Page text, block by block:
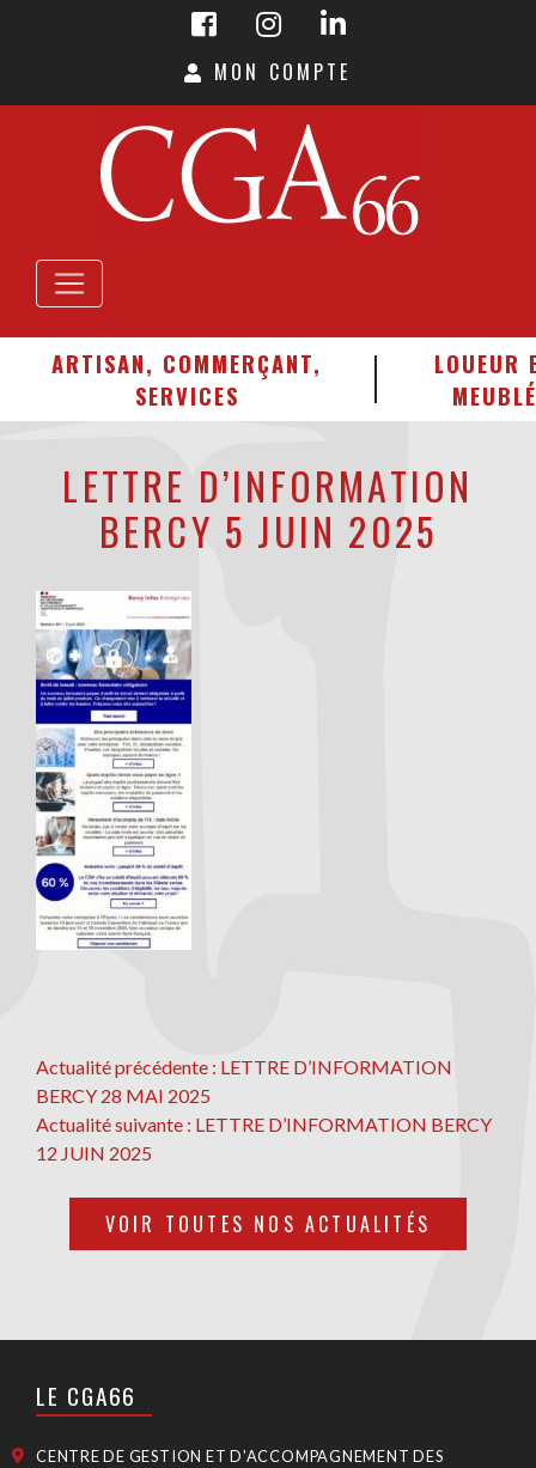
MON COMPTE
ARTISAN, COMMERÇANT,
SERVICES
LOUEUR
MEUBLÉ
LETTRE D’INFORMATION
BERCY 5 JUIN 2025
NAVIGATION
DE
L’ARTICLE
Actualité précédente : Actualité
LETTRE D’INFORMATION
BERCY 28 MAI 2025
Actualité suivante : Actualité
LETTRE D’INFORMATION BERCY
12 JUIN 2025
VOIR TOUTES NOS ACTUALITÉS
LE CGA66
CENTRE DE GESTION ET D'ACCOMPAGNEMENT DES